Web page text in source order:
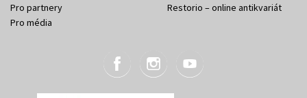
Pro partnery
Pro média
Restorio – online antikvariát